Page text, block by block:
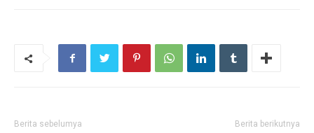
Berita sebelumya Berita berikutnya